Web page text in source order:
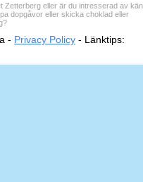
Zetterberg eller är du intresserad av
dopgåvor eller skicka choklad eller
- Privacy Policy - Länktips: